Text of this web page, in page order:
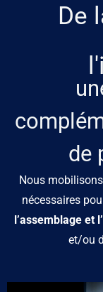
De
de
Nous
nécessaires
l’assemblage et
et/ou